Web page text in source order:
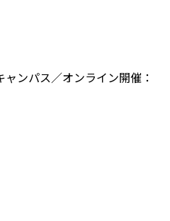
ンパス／オンライン開催：